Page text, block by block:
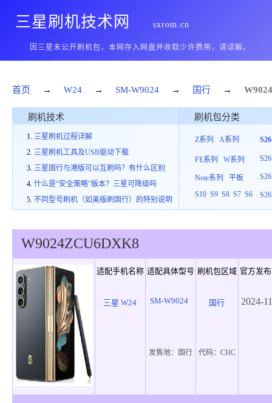
三星刷机技术网 sxrom.cn
因三星未公开刷机包，本网存入网盘并收取少许费用，请谅解。
首页 → W24 → SM-W9024 → 国行 → W9024
刷机技术
三星刷机过程详解
三星刷机工具及USB驱动下载
三星国行与港版可以互刷吗？有什么区别
什么是“安全策略”版本？三星可降级吗
不同型号刷机（如美版刷国行）的特别说明
刷机包分类
Z系列 A系列
FE系列 W系列
Note系列
平板
S10 S9 S8 S7 S6
S26
W9024ZCU6DXK8
适配手机名称 适配具体型号 刷机包区域 官方发
三星 W24 SM-W9024 国行 2024-
发售地： 国行 代码： CHC